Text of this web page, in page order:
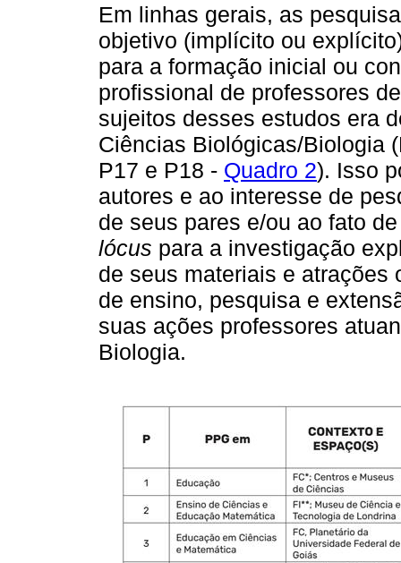
Em linhas gerais, as
objetivo (implícito ou
para a formação inicial ou
profissional de professores
sujeitos desses estudos era
Ciências Biológicas/Biologia
P17 e P18 - Quadro 2). Isso
autores e ao interesse de
de seus pares e/ou ao fato
lócus para a investigação
de seus materiais e atrações
de ensino, pesquisa e
suas ações professores
Biologia.